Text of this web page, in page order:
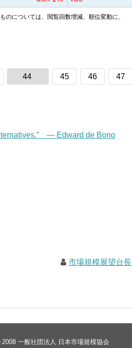
のについては、閲覧回数増減、順位変動に、
44 45 46 47
— Edward de Bono
市場規模展望台長
2008 一般社団法人 日本市場規模協会